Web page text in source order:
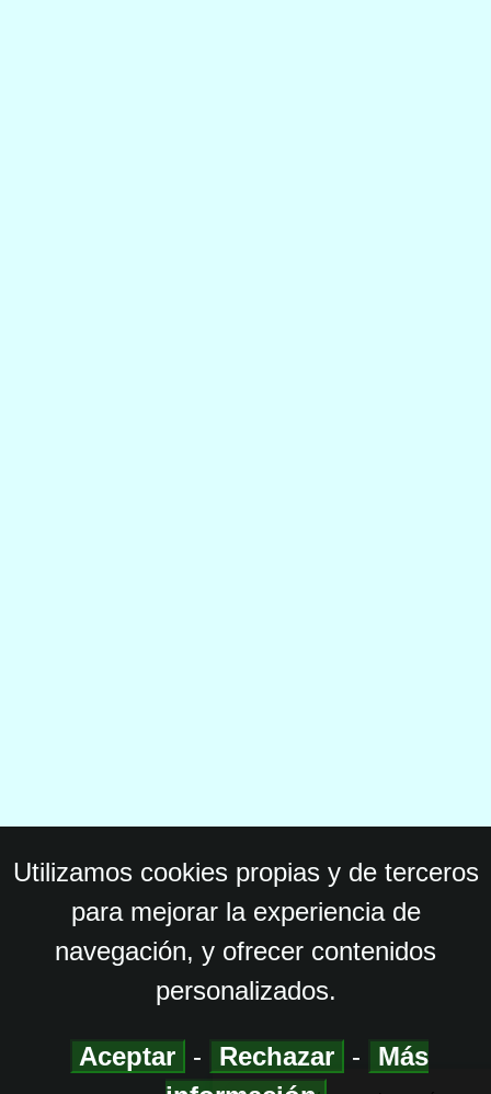
Utilizamos cookies propias y de terceros
para mejorar la experiencia de
navegación, y ofrecer contenidos
personalizados.
Aceptar - Rechazar -
Más